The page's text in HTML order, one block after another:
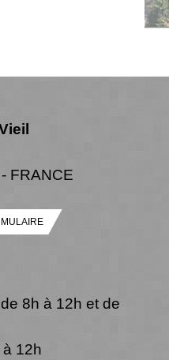
FRANCE
8h à 12h et de
12h